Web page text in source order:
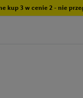
kup 3 w cenie 2 - nie